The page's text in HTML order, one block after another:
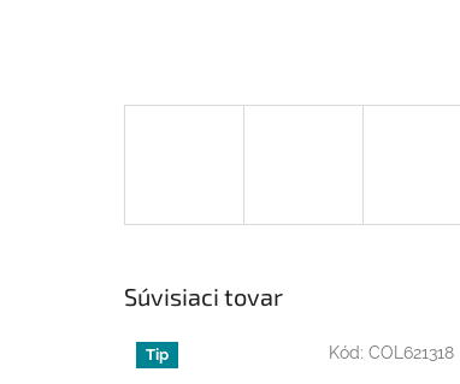
Súvisiaci tovar
Tip Kód: COL621318